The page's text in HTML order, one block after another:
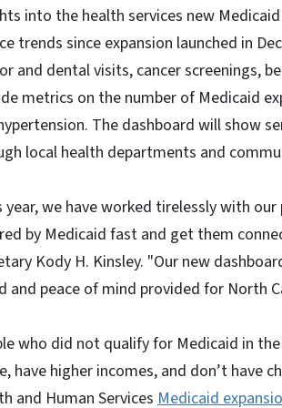
into the health services new
trends since expansion launched in
and dental visits, cancer screenings,
metrics on the number of Medicaid
The dashboard will show
local health departments and
year, we have worked tirelessly with
by Medicaid fast and get them
Kody H. Kinsley. "Our new
and peace of mind provided for North
who did not qualify for Medicaid in
have higher incomes, and don’t have
and Human Services Medicaid